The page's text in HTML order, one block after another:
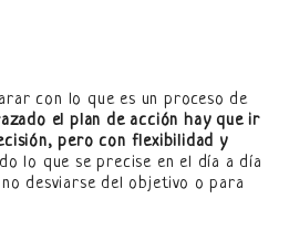
con lo que es un proceso de
el plan de acción hay que ir
pero con flexibilidad y
lo que se precise en el día a día
desviarse del objetivo o para